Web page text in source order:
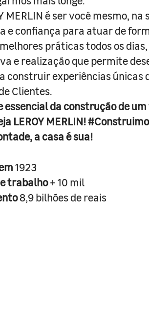
MERLIN é ser você mesmo,
e confiança para atuar de
práticas todos os
e realização que permite
construir experiências únicas
Clientes.
essencial da construção de
LEROY MERLIN!
a casa é sua!
1923
trabalho+ 10 mil
8,9 bilhões de reais